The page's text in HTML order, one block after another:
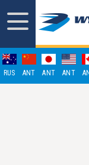
RUS ANT ANT ANT